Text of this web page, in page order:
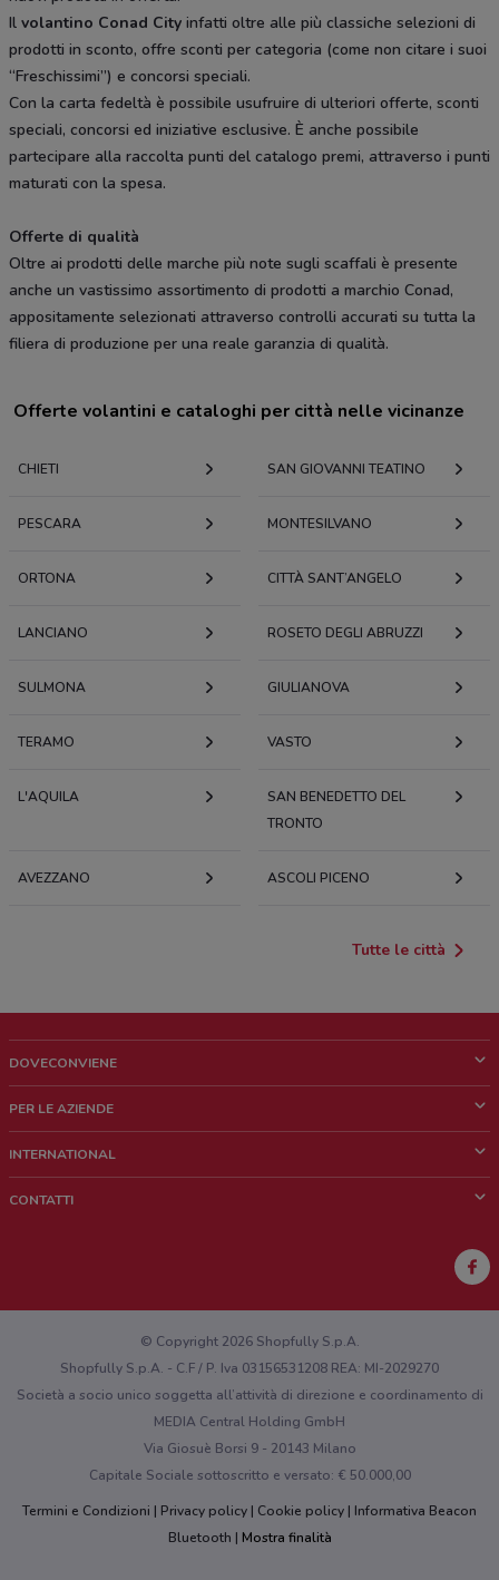
Il volantino Conad City infatti oltre alle più classiche selezioni di
prodotti in sconto, offre sconti per categoria (come non citare i suoi
“Freschissimi”) e concorsi speciali.
Con la carta fedeltà è possibile usufruire di ulteriori offerte, sconti
speciali, concorsi ed iniziative esclusive. È anche possibile
partecipare alla raccolta punti del catalogo premi, attraverso i punti
maturati con la spesa.
Offerte di qualità
Oltre ai prodotti delle marche più note sugli scaffali è presente
anche un vastissimo assortimento di prodotti a marchio Conad,
appositamente selezionati attraverso controlli accurati su tutta la
filiera di produzione per una reale garanzia di qualità.
Offerte volantini e cataloghi per città nelle vicinanze
CHIETI SAN GIOVANNI TEATINO
PESCARA MONTESILVANO
ORTONA CITTÀ SANT’ANGELO
LANCIANO ROSETO DEGLI ABRUZZI
SULMONA GIULIANOVA
TERAMO VASTO
L'AQUILA
SAN BENEDETTO DEL
TRONTO
AVEZZANO ASCOLI PICENO
Tutte le città
DOVECONVIENE
Chi siamo
Lavora con noi
PER LE AZIENDE
Richieste commerciali e marketing
INTERNATIONAL
CONTATTI
Hai un malfunzionamento sul web o sull'app?
© Copyright 2026 Shopfully S.p.A.
Shopfully S.p.A. - C.F / P. Iva 03156531208 REA: MI-2029270
Società a socio unico soggetta all’attività di direzione e coordinamento di
MEDIA Central Holding GmbH
Via Giosuè Borsi 9 - 20143 Milano
Capitale Sociale sottoscritto e versato: € 50.000,00
Termini e Condizioni
Privacy policy Cookie policy
Informativa Beacon
Bluetooth
Mostra finalità